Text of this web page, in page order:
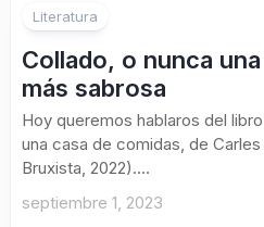
Literatura
Collado, o nunca
más sabrosa
Hoy queremos hablaros del
una casa de comidas, de
Bruxista, 2022)....
septiembre 1, 2023